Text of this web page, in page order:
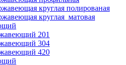
круглая полированая
круглая матовая
201
304
420